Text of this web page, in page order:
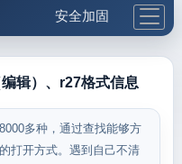
安全加固
更多工具
包
辑）、r27格式信息
多种，通过查找能够方
打开方式。遇到自己不清